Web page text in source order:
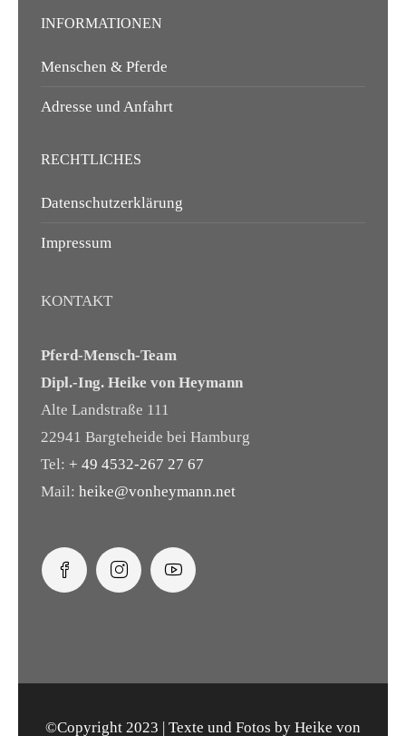
INFORMATIONEN
Menschen & Pferde
Adresse und Anfahrt
RECHTLICHES
Datenschutzerklärung
Impressum
KONTAKT
Pferd-Mensch-Team
Dipl.-Ing. Heike von Heymann
Alte Landstraße 111
22941 Bargteheide bei Hamburg
Tel: + 49 4532-267 27 67
Mail: heike@vonheymann.net
©Copyright 2023 | Texte und Fotos by Heike von